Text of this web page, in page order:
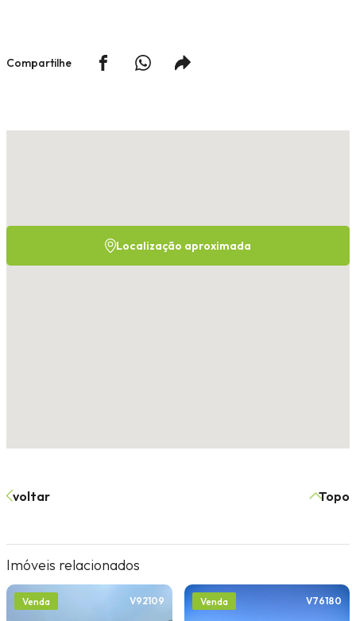
Compartilhe
Localização aproximada
voltar Topo
Imóveis relacionados
Venda V92109 Venda V76180